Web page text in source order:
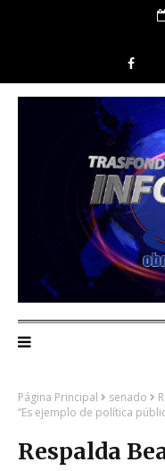
Página Principal senado
“Es ejemplo de política
Respalda